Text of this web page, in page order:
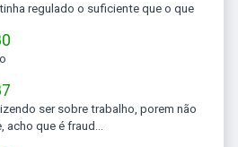
regulado o suficiente que o que
que é fraud...